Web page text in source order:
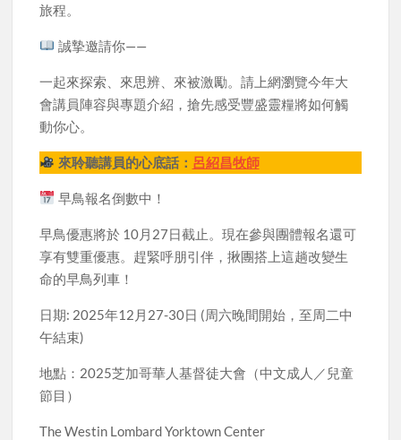
旅程。
誠摯邀請你——
一起來探索、來思辨、來被激勵。請上網瀏覽今年大
會講員陣容與專題介紹，搶先感受豐盛靈糧將如何觸
動你心。
來聆聽講員的心底話： 呂紹昌牧師
早鳥報名倒數中！
早鳥優惠將於 10月27日截止。現在參與團體報名還可
享有雙重優惠。趕緊呼朋引伴，揪團搭上這趟改變生
命的早鳥列車！
日期: 2025年12月27-30日 (周六晚間開始，至周二中
午結束)
地點：2025芝加哥華人基督徒大會（中文成人／兒童
節目）
The Westin Lombard Yorktown Center